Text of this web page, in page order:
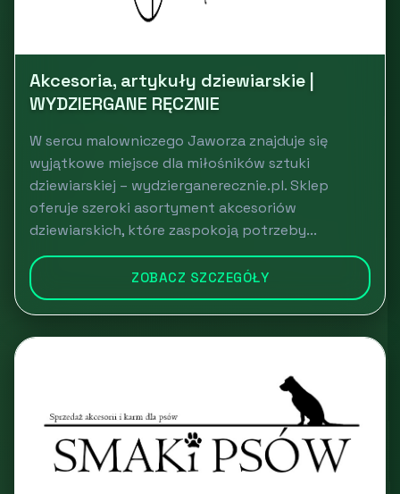
Akcesoria, artykuły dziewiarskie |
WYDZIERGANE RĘCZNIE
W sercu malowniczego Jaworza znajduje się
wyjątkowe miejsce dla miłośników sztuki
dziewiarskiej – wydzierganerecznie.pl. Sklep
oferuje szeroki asortyment akcesoriów
dziewiarskich, które zaspokoją potrzeby...
ZOBACZ SZCZEGÓŁY